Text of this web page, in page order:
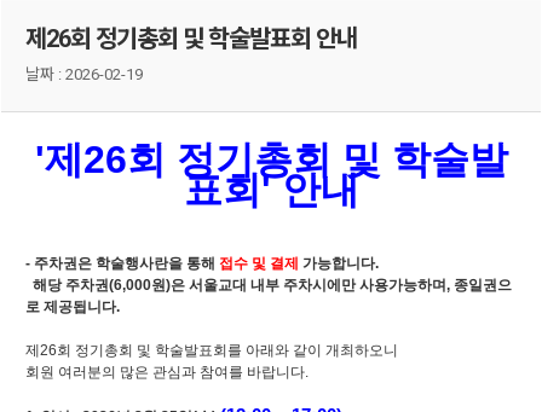
제26회 정기총회 및 학술발표회 안내
날짜 : 2026-02-19
'제26회 정기총회 및 학술발
표회' 안내
- 주차권은 학술행사란을 통해 접수 및 결제 가능합니다.
해당 주차권(6,000원)은 서울교대 내부 주차시에만 사용가능하며, 종일권으
로 제공됩니다.
제26회 정기총회 및 학술발표회를 아래와 같이 개최하오니
회원 여러분의 많은 관심과 참여를 바랍니다.